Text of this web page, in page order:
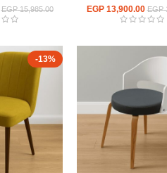
EGP
EGP13,900.00
EGP15,985.00
-13%